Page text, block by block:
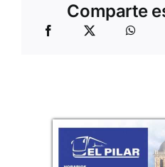
Comparte